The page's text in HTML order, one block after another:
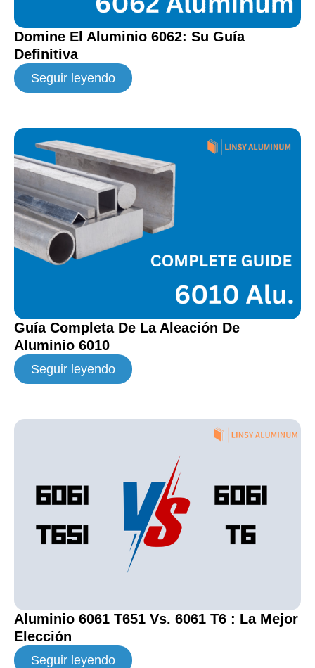
Domine El Aluminio 6062: Su Guía
Definitiva
Seguir leyendo
Guía Completa De La Aleación De
Aluminio 6010
Seguir leyendo
Aluminio 6061 T651 Vs. 6061 T6 : La Mejor
Elección
Seguir leyendo